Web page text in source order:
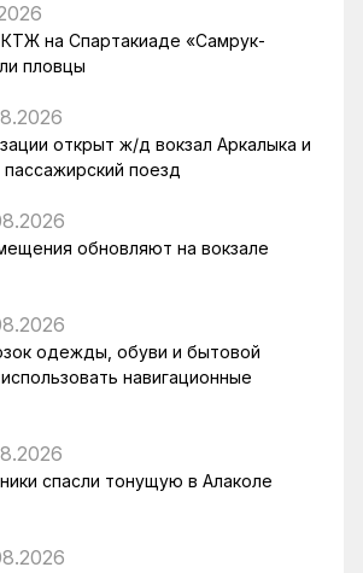
на Спартакиаде «Самрук-
пловцы
открыт ж/д вокзал Аркалыка и
поезд
обновляют на вокзале
одежды, обуви и бытовой
навигационные
спасли тонущую в Алаколе